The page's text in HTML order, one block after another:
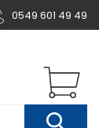
0549 601 49 49